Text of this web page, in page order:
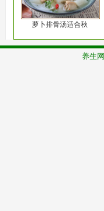
萝卜排骨汤适合秋
养生网